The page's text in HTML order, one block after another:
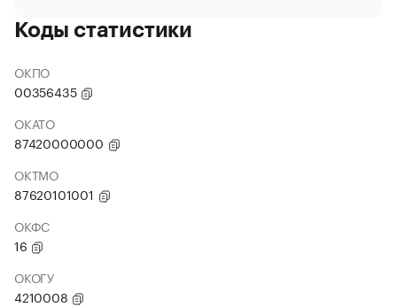
Коды статистики
ОКПО
00356435
ОКАТО
87420000000
ОКТМО
87620101001
ОКФС
16
ОКОГУ
4210008